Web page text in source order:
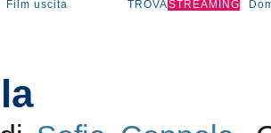
Film uscita TROVASTREAMING